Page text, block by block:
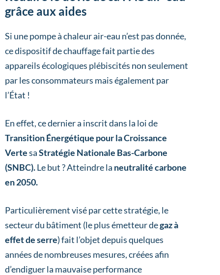
grâce aux aides
Si une pompe à chaleur air-eau n’est pas donnée,
ce dispositif de chauffage fait partie des
appareils écologiques plébiscités non seulement
par les consommateurs mais également par
l’État !
En effet, ce dernier a inscrit dans la loi de
Transition Énergétique pour la Croissance
VertesaStratégie Nationale Bas-Carbone
(SNBC).Le but ? Atteindre la neutralité carbone
en 2050.
Particulièrement visé par cette stratégie, le
secteur du bâtiment (le plus émetteur degaz à
effet de serre) fait l’objet depuis quelques
années de nombreuses mesures, créées afin
d’endiguer la mauvaise performance